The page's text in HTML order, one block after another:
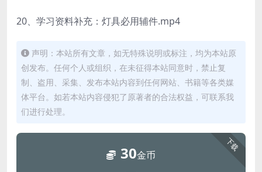
20、学习资料补充：灯具必用辅件.mp4
声明：本站所有文章，如无特殊说明或标注，均为本站原
创发布。任何个人或组织，在未征得本站同意时，禁止复
制、盗用、采集、发布本站内容到任何网站、书籍等各类媒
体平台。如若本站内容侵犯了原著者的合法权益，可联系我
们进行处理。
下载
30金币